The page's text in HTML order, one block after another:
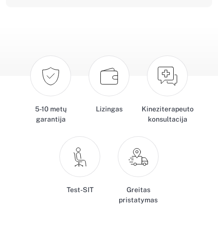
5-10 metų
garantija
Lizingas
Kineziterapeuto
konsultacija
Test-SIT
Greitas
pristatymas